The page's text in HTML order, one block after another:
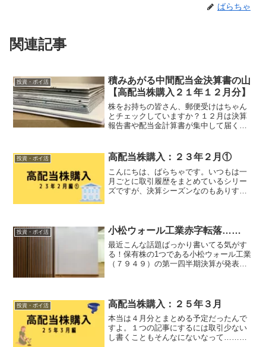
ばらちゃ
関連記事
投資・ポイ活
積みあがる中間配当金決算書の山
【高配当株購入２１年１２月分】
株をお持ちの皆さん、郵便受けはちゃん
とチェックしていますか？１２月は決算
報告書や配当金計算書が集中して届く時
間も放っておけば確実に溢れかえりま
す。忘れずにポストを確認し...
投資・ポイ活 高配当株購入：２３年２月①
こんにちは、ばらちゃです。いつもは一
月ごとに取引履歴をまとめているシリー
ズですが、決算シーズンなのもありすで
はこちらの記事をどうぞ。...
投資・ポイ活 小松ウォール工業赤字転落……
最近こんな話題ばっかり書いてる気がす
る！保有株の1つである小松ウォール工業
（７９４９）の第一四半期決算が発表さ
期と同じくらい、むしろ...
投資・ポイ活 高配当株購入：２５年３月
本当は４月分とまとめる予定だったんで
すよ。１つの記事にするには取引少ない
し書くこともそんなにないなって……。